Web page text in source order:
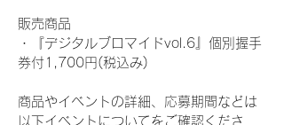
販売商品
・『デジタルブロマイドvol.6』個別握手
券付1,700円(税込み)
商品やイベントの詳細、応募期間などは
以下イベントについてをご確認くださ